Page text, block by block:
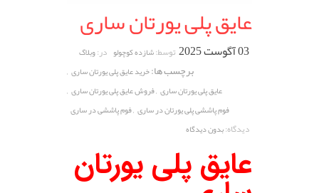
عایق پلی یورتان ساری
03 آگوست 2025 توسط:شازده کوچولو در:وبلاگ
برچسب ها:خرید عایق پلی یورتان ساری ,
عایق پلی یورتان ساری ,فروش عایق پلی یورتان ساری ,
فوم پاششی پلی یورتان در ساری ,فوم پاششی در ساری
دیدگاه:بدون دیدگاه
عایق پلی یورتان